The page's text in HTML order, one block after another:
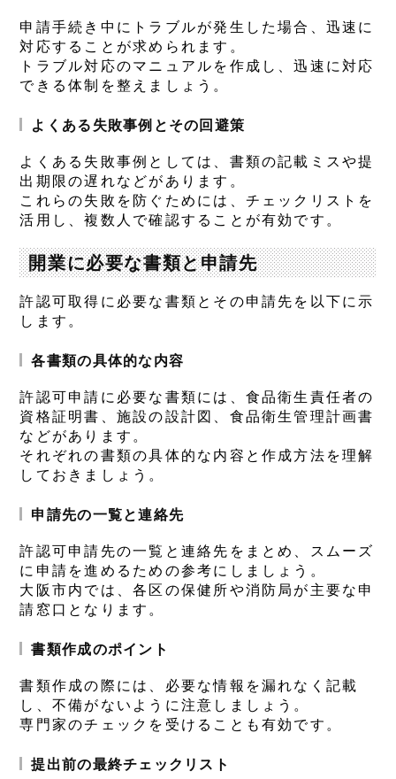
申請手続き中にトラブルが発生した場合、迅速に
対応することが求められます。
トラブル対応のマニュアルを作成し、迅速に対応
できる体制を整えましょう。
よくある失敗事例とその回避策
よくある失敗事例としては、書類の記載ミスや提
出期限の遅れなどがあります。
これらの失敗を防ぐためには、チェックリストを
活用し、複数人で確認することが有効です。
開業に必要な書類と申請先
許認可取得に必要な書類とその申請先を以下に示
します。
各書類の具体的な内容
許認可申請に必要な書類には、食品衛生責任者の
資格証明書、施設の設計図、食品衛生管理計画書
などがあります。
それぞれの書類の具体的な内容と作成方法を理解
しておきましょう。
申請先の一覧と連絡先
許認可申請先の一覧と連絡先をまとめ、スムーズ
に申請を進めるための参考にしましょう。
大阪市内では、各区の保健所や消防局が主要な申
請窓口となります。
書類作成のポイント
書類作成の際には、必要な情報を漏れなく記載
し、不備がないように注意しましょう。
専門家のチェックを受けることも有効です。
提出前の最終チェックリスト